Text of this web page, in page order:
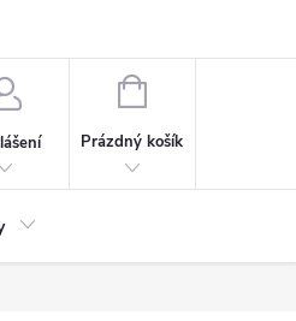
NÁKUPNÍ
Prázdný košík